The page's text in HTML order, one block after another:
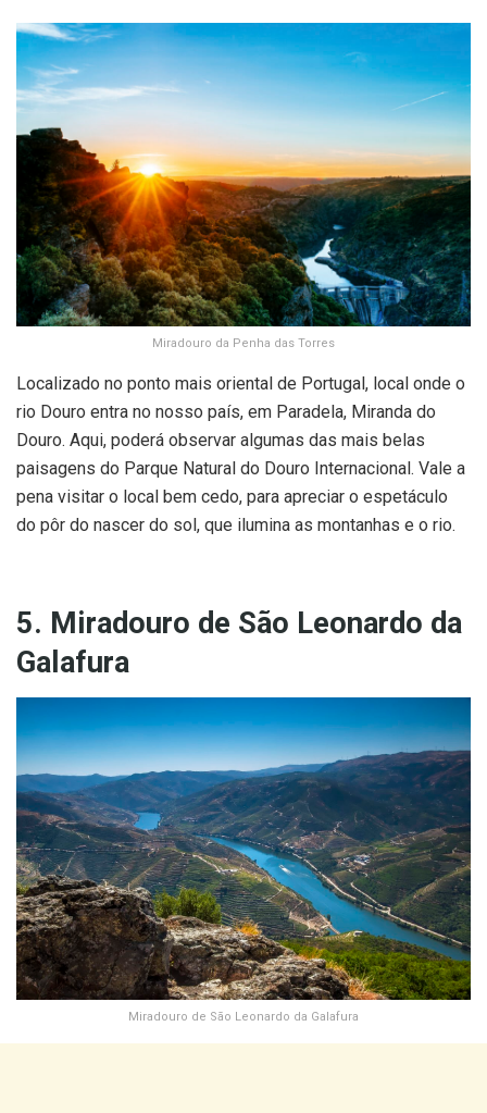
Miradouro da Penha das Torres
Localizado no ponto mais oriental de Portugal, local onde o
rio Douro entra no nosso país, em Paradela, Miranda do
Douro. Aqui, poderá observar algumas das mais belas
paisagens do Parque Natural do Douro Internacional. Vale a
pena visitar o local bem cedo, para apreciar o espetáculo
do pôr do nascer do sol, que ilumina as montanhas e o rio.
5. Miradouro de São Leonardo da
Galafura
Miradouro de São Leonardo da Galafura